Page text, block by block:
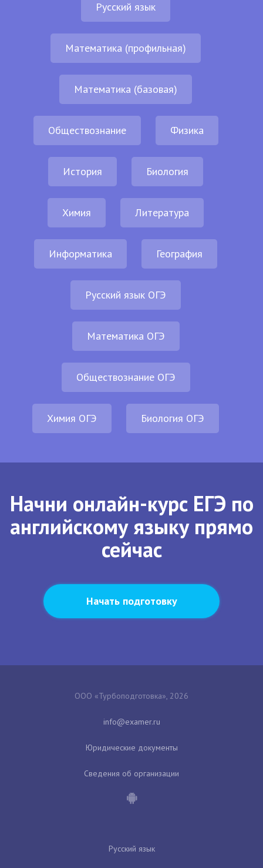
Русский язык
Математика (профильная)
Математика (базовая)
Обществознание Физика
История Биология
Химия Литература
Информатика География
Русский язык ОГЭ
Математика ОГЭ
Обществознание ОГЭ
Химия ОГЭ Биология ОГЭ
Начни онлайн-курс ЕГЭ по
английскому языку прямо
сейчас
Начать подготовку
ООО «Турбоподготовка», 2026
Юридические документы
Сведения об организации
Русский язык